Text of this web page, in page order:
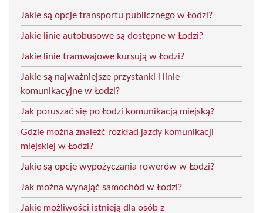
Jakie są opcje transportu publicznego w Łodzi?
Jakie linie autobusowe są dostępne w Łodzi?
Jakie linie tramwajowe kursują w Łodzi?
Jakie są najważniejsze przystanki i linie
komunikacyjne w Łodzi?
Jak poruszać się po Łodzi komunikacją miejską?
Gdzie można znaleźć rozkład jazdy komunikacji
miejskiej w Łodzi?
Jakie są opcje wypożyczania rowerów w Łodzi?
Jak można wynająć samochód w Łodzi?
Jakie możliwości istnieją dla osób z